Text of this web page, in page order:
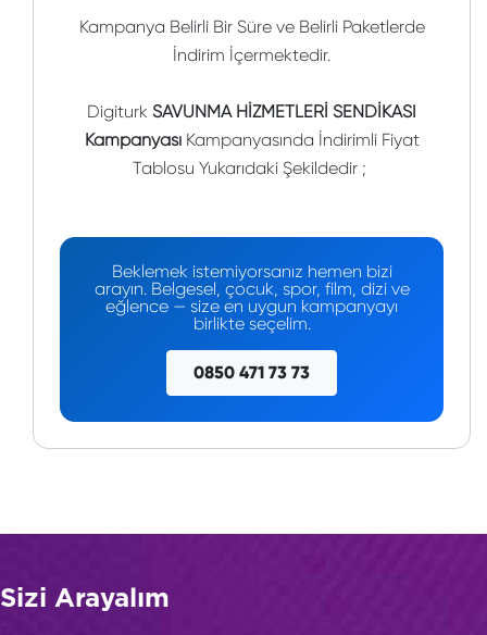
Kampanya Belirli Bir Süre ve Belirli Paketlerde
İndirim İçermektedir.
Digiturk SAVUNMA HİZMETLERİ SENDİKASI
KampanyasıKampanyasında İndirimli Fiyat
Tablosu Yukarıdaki Şekildedir ;
Beklemek istemiyorsanız hemen bizi
arayın. Belgesel, çocuk, spor, film, dizi ve
eğlence — size en uygun kampanyayı
birlikte seçelim.
0850 471 73 73
Sizi Arayalım